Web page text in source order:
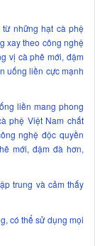
những hạt cà phệ
xay theo công nghệ
vị cà phê mới, đậm
uống liền cực mạnh
liền mang phong
phệ Việt Nam chất
nghệ độc quyền
mới, đậm đà hơn,
trung và cảm thấy
có thể sử dụng mọi